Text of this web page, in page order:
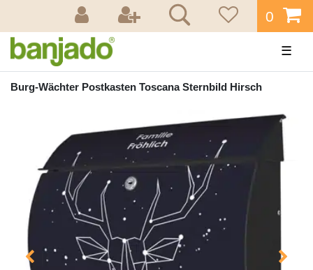
0
☰
Burg-Wächter Postkasten Toscana Sternbild Hirsch